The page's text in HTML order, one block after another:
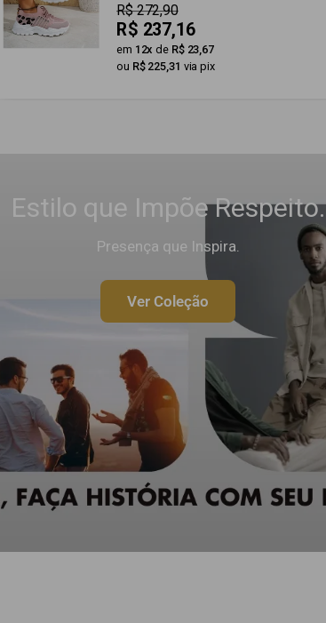
Preço
por
R$ 237,16
Preço
R$ 272,90
em 12x de R$ 23,67
ou R$ 225,31 via pix
Estilo que Impõe Respeito.
Presença que Inspira.
Ver Coleção